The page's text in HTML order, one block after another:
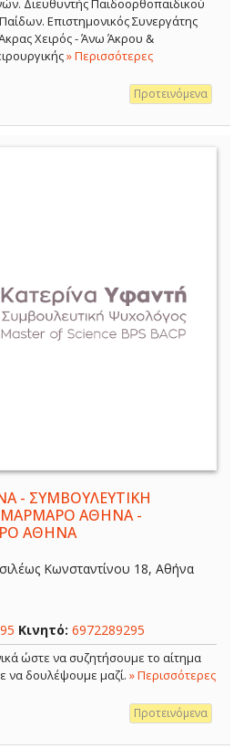
Διευθυντής Παιδοορθοπαιδικού
Επιστημονικός Συνεργάτης
Χειρός - Άνω Άκρου &
» Περισσότερες
Προτεινόμενα
- ΣΥΜΒΟΥΛΕΥΤΙΚΗ
ΑΘΗΝΑ -
ΑΘΗΝΑ
Κωνσταντίνου 18, Αθήνα
Κινητό: 6972289295
ώστε να συζητήσουμε το αίτημα
να δουλέψουμε μαζί. » Περισσότερες
Προτεινόμενα